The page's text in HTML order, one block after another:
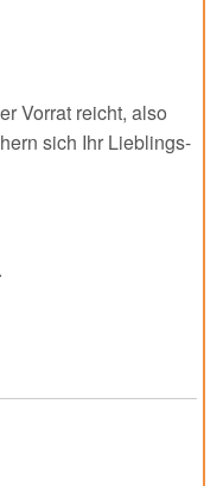
Vorrat reicht, also
sich Ihr Lieblings-